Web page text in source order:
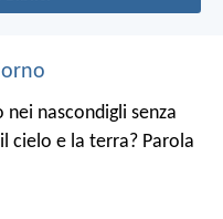
nascondigli senza
cielo e la terra? Parola